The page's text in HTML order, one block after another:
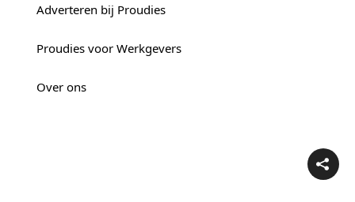
Adverteren bij Proudies
Proudies voor Werkgevers
Over ons